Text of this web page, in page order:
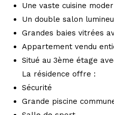
Une vaste cuisine
Un double salon
Grandes baies vitrées
Appartement vendu
Situé au 3ème étage
La résidence offre :
Sécurité
Grande piscine